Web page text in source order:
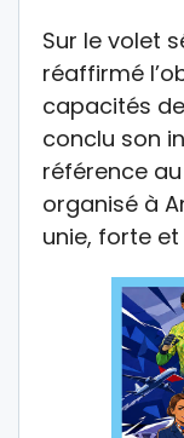
Sur le volet
réaffirmé
capacités
conclu son
référence
organisé à
unie, forte et